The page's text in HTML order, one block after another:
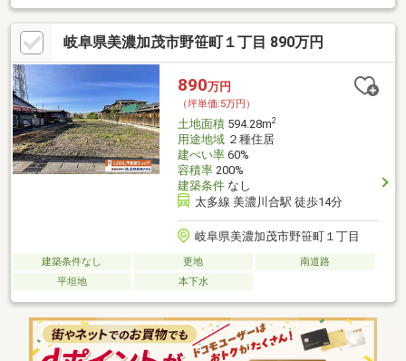
岐阜県美濃加茂市野笹町１丁目 890万円
890万円
（坪単価:5万円）
土地面積594.28m2
用途地域２種住居
建ぺい率60%
容積率200%
建築条件なし
太多線 美濃川合駅 徒歩14分
岐阜県美濃加茂市野笹町１丁目
建築条件なし 更地
南道路
平坦地
本下水